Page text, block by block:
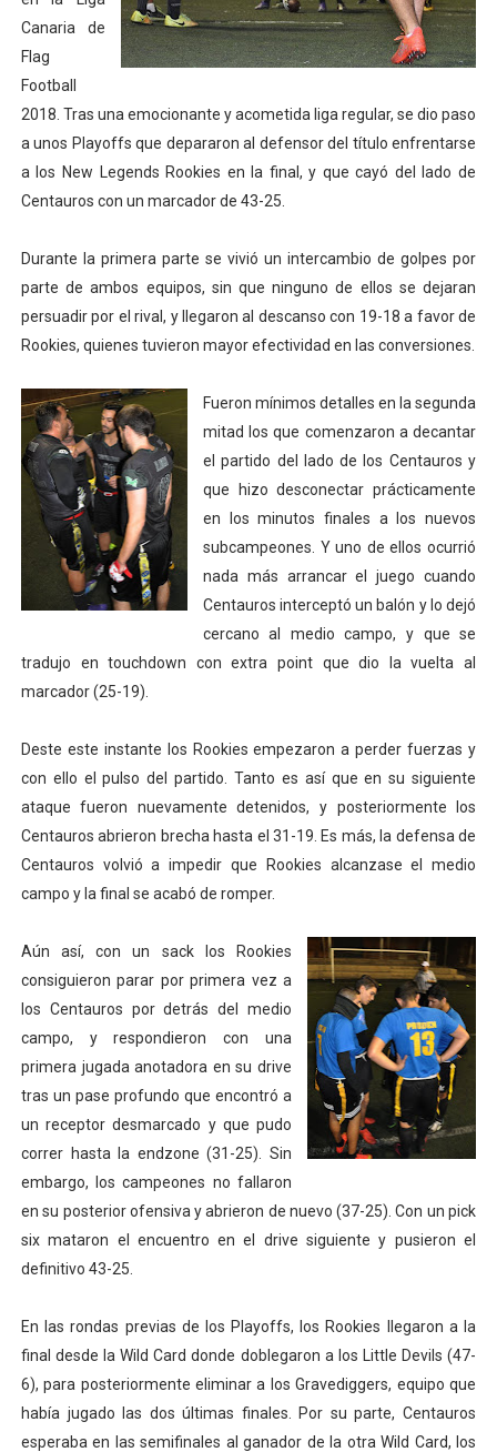
Tour de Francia masculino 2026 - Tadej Pogacar
Mundial de Fórmula 1 2026 - Lando Norris consigue
Campeonato de Europa de saltos 2026 (París,
Tour de Francia femenino 2026 - Etapa 6
Canaria de
Flag
Football
2018. Tras una emocionante y acometida liga regular, se dio paso
a unos Playoffs que depararon al defensor del título enfrentarse
a los New Legends Rookies en la final, y que cayó del lado de
Centauros con un marcador de 43-25.
Durante la primera parte se vivió un intercambio de golpes por
parte de ambos equipos, sin que ninguno de ellos se dejaran
persuadir por el rival, y llegaron al descanso con 19-18 a favor de
Rookies, quienes tuvieron mayor efectividad en las conversiones.
Fueron mínimos detalles en la segunda
mitad los que comenzaron a decantar
el partido del lado de los Centauros y
que hizo desconectar prácticamente
en los minutos finales a los nuevos
subcampeones. Y uno de ellos ocurrió
nada más arrancar el juego cuando
Centauros interceptó un balón y lo dejó
cercano al medio campo, y que se
tradujo en touchdown con extra point que dio la vuelta al
marcador (25-19).
Deste este instante los Rookies empezaron a perder fuerzas y
con ello el pulso del partido. Tanto es así que en su siguiente
ataque fueron nuevamente detenidos, y posteriormente los
Centauros abrieron brecha hasta el 31-19. Es más, la defensa de
Centauros volvió a impedir que Rookies alcanzase el medio
campo y la final se acabó de romper.
Aún así, con un sack los Rookies
consiguieron parar por primera vez a
los Centauros por detrás del medio
campo, y respondieron con una
primera jugada anotadora en su drive
tras un pase profundo que encontró a
un receptor desmarcado y que pudo
correr hasta la endzone (31-25). Sin
embargo, los campeones no fallaron
en su posterior ofensiva y abrieron de nuevo (37-25). Con un pick
six mataron el encuentro en el drive siguiente y pusieron el
definitivo 43-25.
En las rondas previas de los Playoffs, los Rookies llegaron a la
final desde la Wild Card donde doblegaron a los Little Devils (47-
6), para posteriormente eliminar a los Gravediggers, equipo que
había jugado las dos últimas finales. Por su parte, Centauros
esperaba en las semifinales al ganador de la otra Wild Card, los